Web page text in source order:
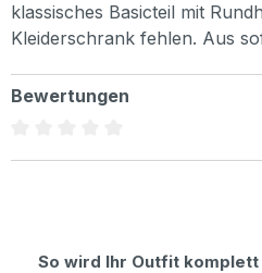
klassisches Basicteil mit
Kleiderschrank fehlen. Aus
Bewertungen
Produktgalerie überspringen
So wird Ihr Outfit komplett